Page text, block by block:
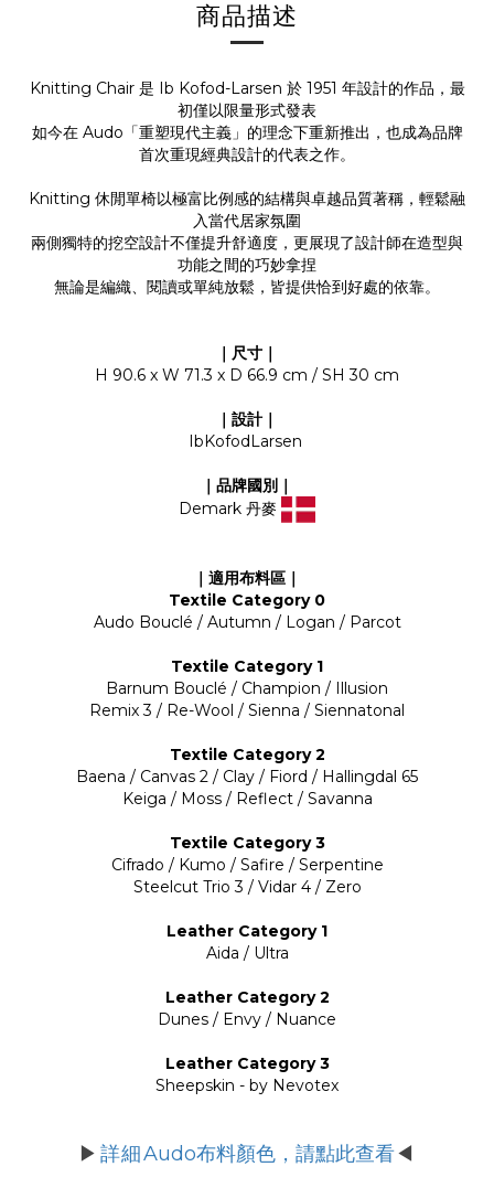
商品描述
Knitting Chair 是 Ib Kofod-Larsen 於 1951 年設計的作品，最
初僅以限量形式發表
如今在 Audo「重塑現代主義」的理念下重新推出，也成為品牌
首次重現經典設計的代表之作。
Knitting 休閒單椅以極富比例感的結構與卓越品質著稱，輕鬆融
入當代居家氛圍
兩側獨特的挖空設計不僅提升舒適度，更展現了設計師在造型與
功能之間的巧妙拿捏
無論是編織、閱讀或單純放鬆，皆提供恰到好處的依靠。
｜尺寸｜
H 90.6 x W 71.3 x D 66.9 cm / SH 30 cm
｜設計｜
IbKofodLarsen
｜品牌國別｜
Demark 丹麥
｜適用布料區｜
Textile Category 0
Audo Bouclé / Autumn / Logan / Parcot
Textile Category 1
Barnum Bouclé / Champion / Illusion
Remix 3 / Re-Wool / Sienna / Siennatonal
Textile Category 2
Baena / Canvas 2 / Clay / Fiord / Hallingdal 65
Keiga / Moss / Reflect / Savanna
Textile Category 3
Cifrado / Kumo / Safire / Serpentine
Steelcut Trio 3 / Vidar 4 / Zero
Leather Category 1
Aida / Ultra
Leather Category 2
Dunes / Envy / Nuance
Leather Category 3
Sheepskin - by Nevotex
▶ 詳細Audo布料顏色，請點此查看◀